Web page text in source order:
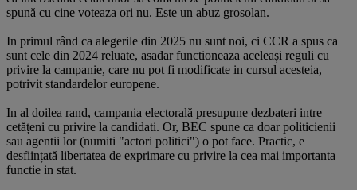
spună cu cine voteaza ori nu. Este un abuz grosolan.
In primul rând ca alegerile din 2025 nu sunt noi, ci CCR a spus ca
sunt cele din 2024 reluate, asadar functioneaza aceleași reguli cu
privire la campanie, care nu pot fi modificate in cursul acesteia,
potrivit standardelor europene.
In al doilea rand, campania electorală presupune dezbateri intre
cetățeni cu privire la candidati. Or, BEC spune ca doar politicienii
sau agentii lor (numiti "actori politici") o pot face. Practic, e
desființată libertatea de exprimare cu privire la cea mai importanta
functie in stat.